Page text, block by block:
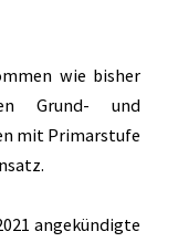
wie bisher
Grund- und
mit Primarstufe
angekündigte